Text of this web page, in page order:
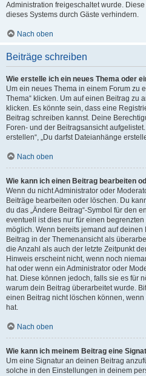
Administration freigeschaltet wurde.
dieses Systems durch Gäste verhindern.
Nach oben
Beiträge schreiben
Wie erstelle ich ein neues Thema oder
Um ein neues Thema in einem Forum zu
Thema“ klicken. Um auf einen Beitrag zu
klicken. Es könnte sein, dass eine
Beitrag schreiben kannst. Deine
Foren- und der Beitragsansicht
erstellen“, „Du darfst Dateianhänge
Nach oben
Wie kann ich einen Beitrag bearbeiten
Wenn du nicht Administrator oder
Beiträge bearbeiten oder löschen. Du
du das „Ändere Beitrag“-Symbol für den
eventuell ist dies nur für einen
möglich. Wenn bereits jemand auf
Beitrag in der Themenansicht als
die Anzahl als auch der letzte Zeitpunkt
Hinweis erscheint nicht, wenn noch
hat oder wenn ein Administrator oder
hat. Diese können jedoch, falls sie es für
warum dein Beitrag überarbeitet wurde.
einen Beitrag nicht löschen können,
hat.
Nach oben
Wie kann ich meinem Beitrag eine
Um eine Signatur an deinen Beitrag
solche in den Einstellungen in deinem